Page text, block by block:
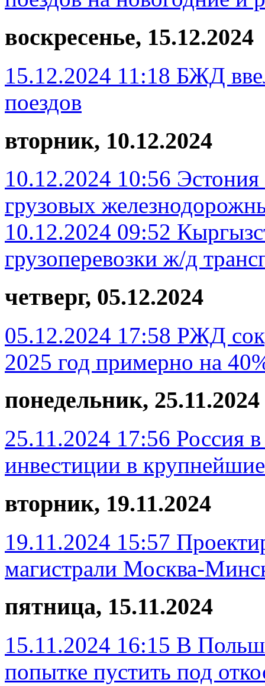
воскресенье, 15.12.2024
15.12.2024 11:18 БЖД
поездов
вторник, 10.12.2024
10.12.2024 10:56 Эстония
грузовых
10.12.2024 09:52
грузоперевозки ж/д
четверг, 05.12.2024
05.12.2024 17:58 РЖД
2025 год примерно на
понедельник, 25.11.2024
25.11.2024 17:56 Россия
инвестиции в
вторник, 19.11.2024
19.11.2024 15:57
магистрали Москва-
пятница, 15.11.2024
15.11.2024 16:15 В
попытке пустить под